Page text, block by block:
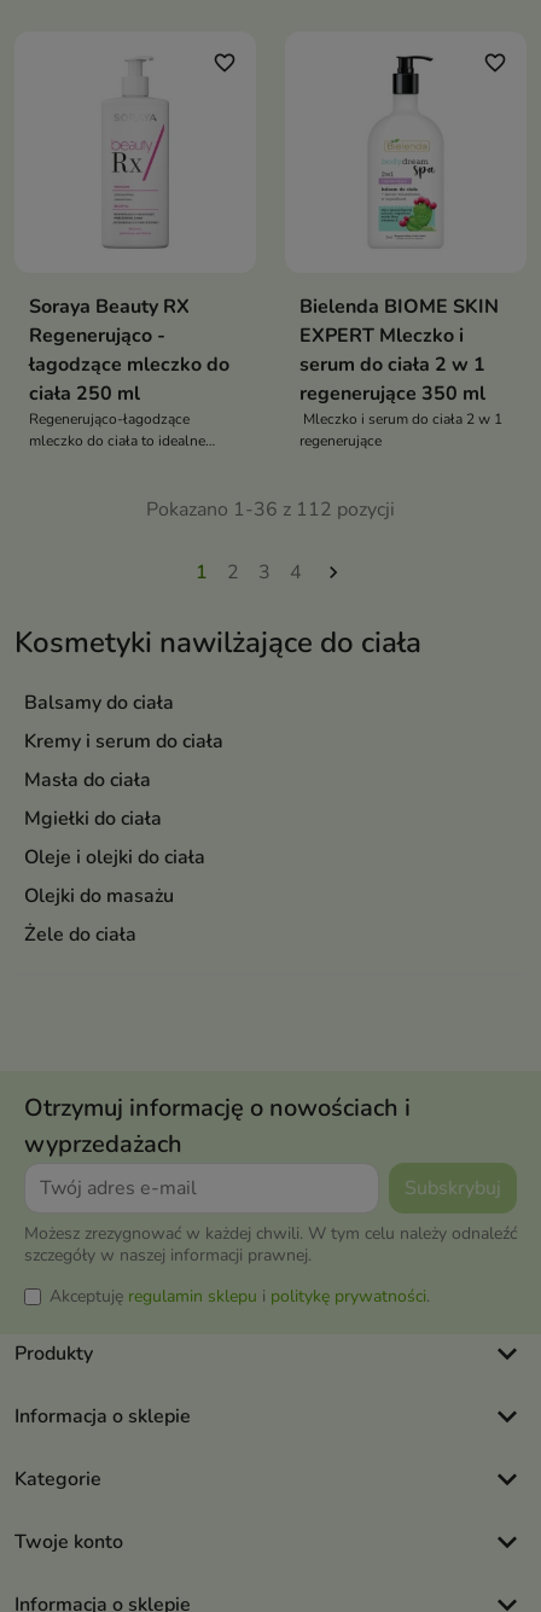
Kosmetyki nawilżające do ciała
Balsamy do ciała
Kremy i serum do ciała
Masła do ciała
Mgiełki do ciała
Oleje i olejki do ciała
Olejki do masażu
Żele do ciała
favorite_border
Soraya Beauty RX
Regenerująco -
łagodzące mleczko do
ciała 250 ml
Regenerująco-łagodzące
mleczko do ciała to idealne
favorite_border
Bielenda BIOME SKIN
EXPERT Mleczko i
serum do ciała 2 w 1
regenerujące 350 ml
Mleczko i serum do ciała 2 w 1
regenerujące
Pokazano 1-36 z 112 pozycji
1 2 3 4 
Otrzymuj informację o nowościach i
wyprzedażach
Możesz zrezygnować w każdej chwili. W tym celu należy odnaleźć
szczegóły w naszej informacji prawnej.
Akceptuję regulamin sklepu i politykę prywatności.
Produkty keyboard_arrow_down
Informacja o sklepie keyboard_arrow_down
Kategorie keyboard_arrow_down
Twoje konto keyboard_arrow_down
Informacja o sklepie